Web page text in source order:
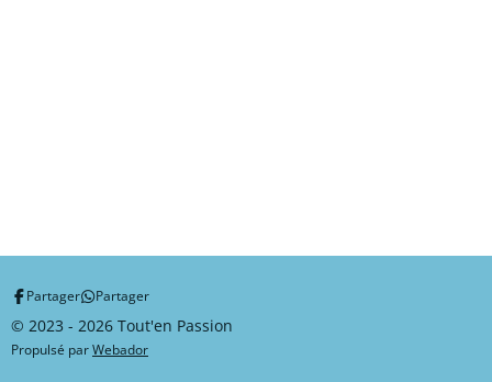
Partager Partager
© 2023 - 2026 Tout'en Passion
Propulsé par Webador